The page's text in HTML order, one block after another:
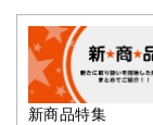
新商品特集